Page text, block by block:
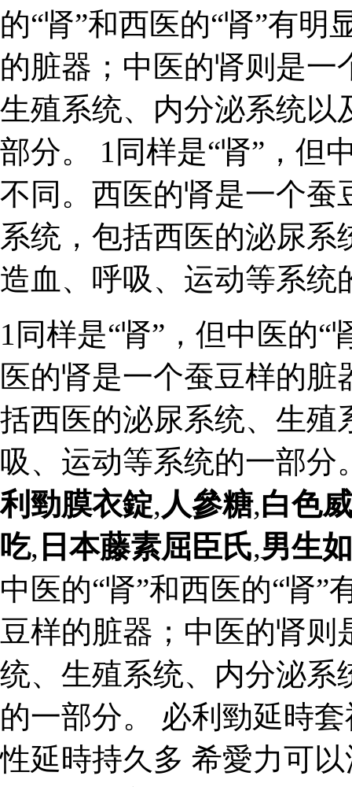
的“肾”和西医的“肾”有
的脏器；中医的肾则是
生殖系统、内分泌系统以
部分。 1同样是“肾”，但
不同。西医的肾是一个蚕
系统，包括西医的泌尿
造血、呼吸、运动等系统
1同样是“肾”，但中医的“
医的肾是一个蚕豆样的
括西医的泌尿系统、生殖
吸、运动等系统的一部分
利勁膜衣錠, 人參糖,白色
吃, 日本藤素屈臣氏,男生
中医的“肾”和西医的“肾
豆样的脏器；中医的肾
统、生殖系统、内分泌系
的一部分。 必利勁延時
性延時持久多 希愛力可